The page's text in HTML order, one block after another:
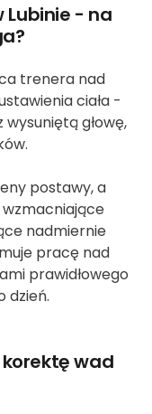
- na
trenera nad
ciała -
głowę,
postawy, a
nadmiernie
pracę nad
prawidłowego
dzień.
wad